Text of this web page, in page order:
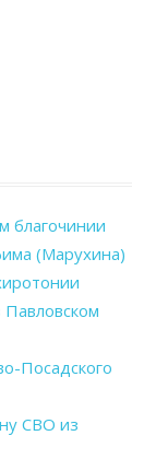
благочинии
(Марухина)
Посадского
СВО из